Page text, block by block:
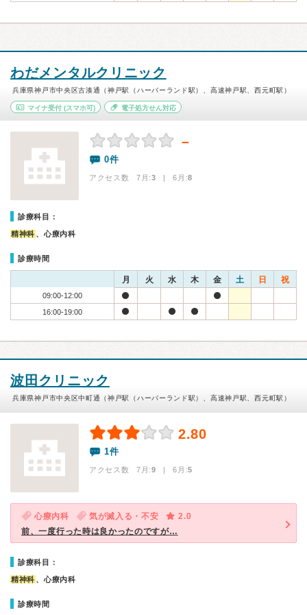
わだメンタルクリニック
兵庫県神戸市中央区古湊通（神戸駅（ハーバーランド駅）、高速神戸駅、西元町駅）
マイナ受付 (スマホ可) 電子処方せん対応
－
0件
アクセス数 7月:3 | 6月:8
診療科目：
精神科 、心療内科
診療時間
月 火 水 木 金 土 日 祝
09:00-12:00
16:00-19:00
波田クリニック
兵庫県神戸市中央区中町通（神戸駅（ハーバーランド駅）、高速神戸駅、西元町駅）
2.80
1件
アクセス数 7月:9 | 6月:5
心療内科 気が滅入る・不安
2.0
前、一度行った時は良かったのですが…
診療科目：
精神科 、心療内科
診療時間